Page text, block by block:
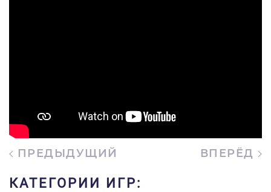
ПРЕДЫДУЩИЙ ВПЕРЁД
КАТЕГОРИИ ИГР: